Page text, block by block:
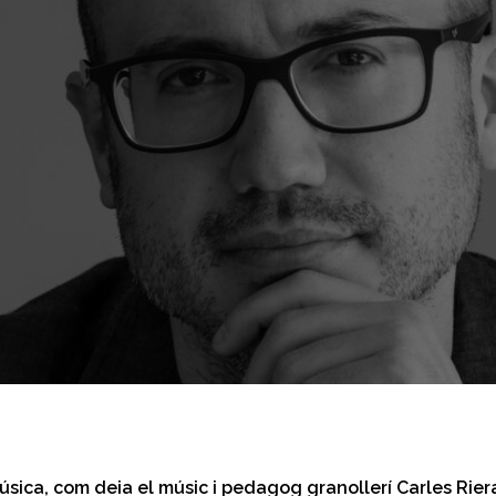
com deia el músic i pedagog granollerí Carles